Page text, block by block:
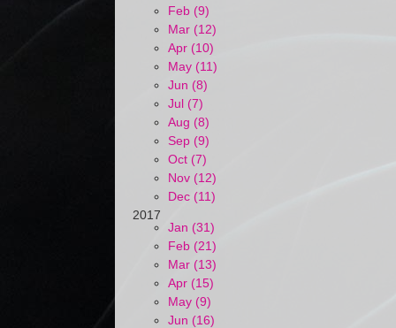
Feb (9)
Mar (12)
Apr (10)
May (11)
Jun (8)
Jul (7)
Aug (8)
Sep (9)
Oct (7)
Nov (12)
Dec (11)
2017
Jan (31)
Feb (21)
Mar (13)
Apr (15)
May (9)
Jun (16)